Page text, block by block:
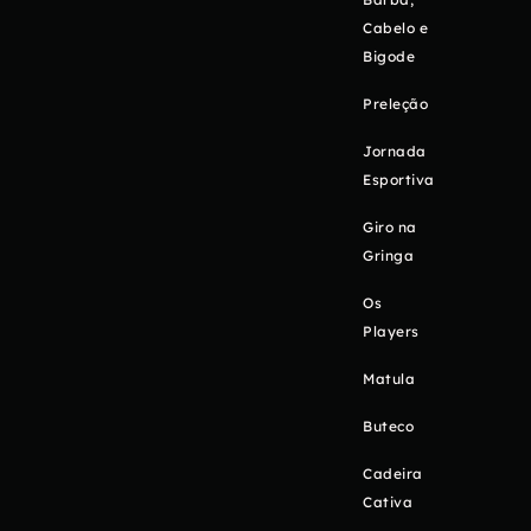
Cabelo e
Bigode
Preleção
Jornada
Esportiva
Giro na
Gringa
Os
Players
Matula
Buteco
Cadeira
Cativa